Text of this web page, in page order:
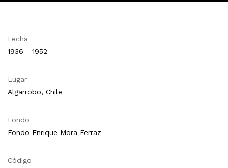
Fecha
1936 - 1952
Lugar
Algarrobo, Chile
Fondo
Fondo Enrique Mora Ferraz
Código